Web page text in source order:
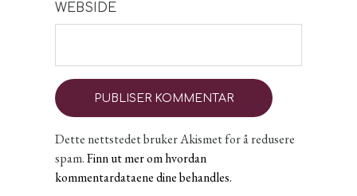
WEBSIDE
Dette nettstedet bruker Akismet for å redusere
spam.Finn ut mer om hvordan
kommentardataene dine behandles.